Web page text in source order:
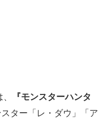
『モンスターハンタ
ター「レ・ダウ」「ア